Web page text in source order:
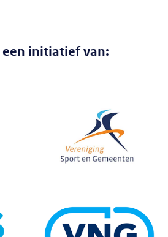
initiatief van: